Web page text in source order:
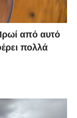
από αυτό
πολλά